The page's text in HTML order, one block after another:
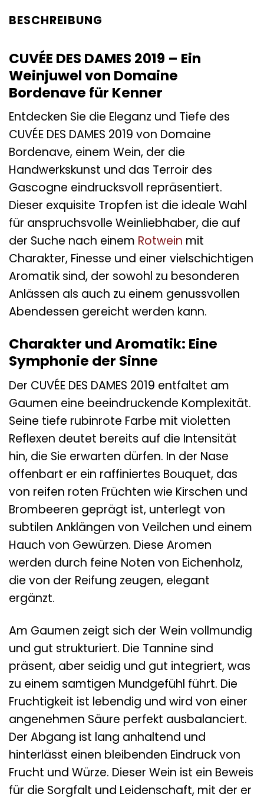
BESCHREIBUNG
CUVÉE DES DAMES 2019 – Ein
Weinjuwel von Domaine
Bordenave für Kenner
Entdecken Sie die Eleganz und Tiefe des
CUVÉE DES DAMES 2019 von Domaine
Bordenave, einem Wein, der die
Handwerkskunst und das Terroir des
Gascogne eindrucksvoll repräsentiert.
Dieser exquisite Tropfen ist die ideale Wahl
für anspruchsvolle Weinliebhaber, die auf
der Suche nach einem Rotwein mit
Charakter, Finesse und einer vielschichtigen
Aromatik sind, der sowohl zu besonderen
Anlässen als auch zu einem genussvollen
Abendessen gereicht werden kann.
Charakter und Aromatik: Eine
Symphonie der Sinne
Der CUVÉE DES DAMES 2019 entfaltet am
Gaumen eine beeindruckende Komplexität.
Seine tiefe rubinrote Farbe mit violetten
Reflexen deutet bereits auf die Intensität
hin, die Sie erwarten dürfen. In der Nase
offenbart er ein raffiniertes Bouquet, das
von reifen roten Früchten wie Kirschen und
Brombeeren geprägt ist, unterlegt von
subtilen Anklängen von Veilchen und einem
Hauch von Gewürzen. Diese Aromen
werden durch feine Noten von Eichenholz,
die von der Reifung zeugen, elegant
ergänzt.
Am Gaumen zeigt sich der Wein vollmundig
und gut strukturiert. Die Tannine sind
präsent, aber seidig und gut integriert, was
zu einem samtigen Mundgefühl führt. Die
Fruchtigkeit ist lebendig und wird von einer
angenehmen Säure perfekt ausbalanciert.
Der Abgang ist lang anhaltend und
hinterlässt einen bleibenden Eindruck von
Frucht und Würze. Dieser Wein ist ein Beweis
für die Sorgfalt und Leidenschaft, mit der er